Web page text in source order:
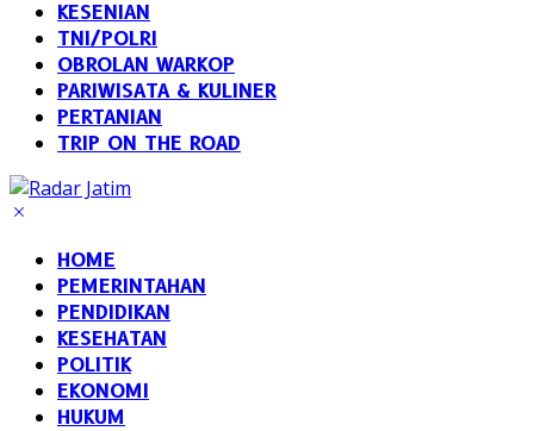
KESENIAN
TNI/POLRI
OBROLAN WARKOP
PARIWISATA & KULINER
PERTANIAN
TRIP ON THE ROAD
HOME
PEMERINTAHAN
PENDIDIKAN
KESEHATAN
POLITIK
EKONOMI
HUKUM